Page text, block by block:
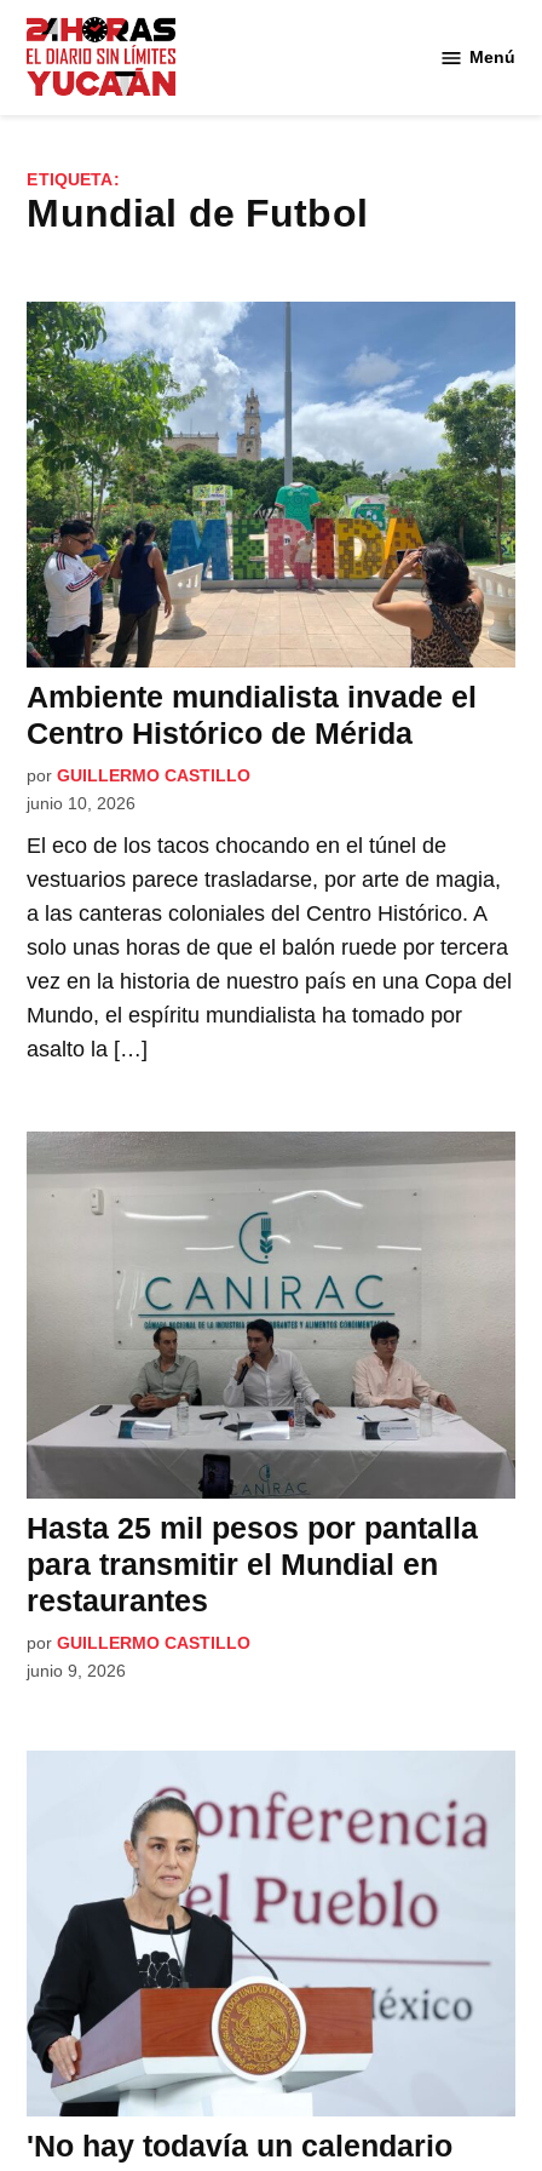
Saltar
contenido
Menú
ETIQUETA:
Mundial de Futbol
Ambiente mundialista invade el
Centro Histórico de Mérida
por GUILLERMO CASTILLO
junio 10, 2026
El eco de los tacos chocando en el túnel de
vestuarios parece trasladarse, por arte de magia,
a las canteras coloniales del Centro Histórico. A
solo unas horas de que el balón ruede por tercera
vez en la historia de nuestro país en una Copa del
Mundo, el espíritu mundialista ha tomado por
asalto la […]
Hasta 25 mil pesos por pantalla
para transmitir el Mundial en
restaurantes
por GUILLERMO CASTILLO
junio 9, 2026
'No hay todavía un calendario